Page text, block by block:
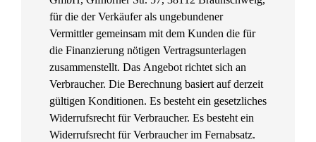
für die der Verkäufer als ungebundener
Vermittler gemeinsam mit dem Kunden die für
die Finanzierung nötigen Vertragsunterlagen
zusammenstellt. Das Angebot richtet sich an
Verbraucher. Die Berechnung basiert auf derzeit
gültigen Konditionen. Es besteht ein gesetzliches
Widerrufsrecht für Verbraucher. Es besteht ein
Widerrufsrecht für Verbraucher im Fernabsatz.